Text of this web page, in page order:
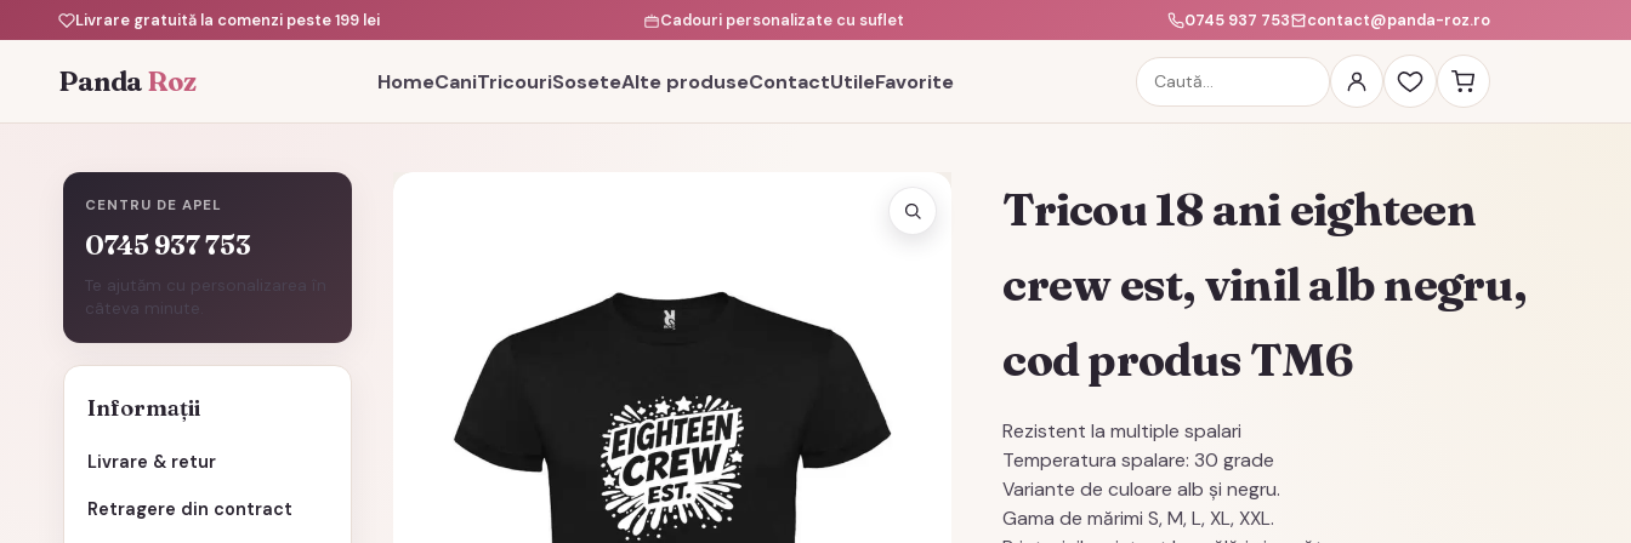
Livrare gratuită la comenzi peste 199 lei Cadouri personalizate cu suflet 0745 937 753 contact@panda-roz.ro
PandaRoz HomeCaniTricouriSoseteAlte produseContactUtileFavorite
Caută
produse
CENTRU DE APEL
0745 937 753
Te ajutăm cu personalizarea în
câteva minute.
Informații
Livrare & retur
Retragere din contract
Tricou 18 ani eighteen
crew est, vinil alb negru,
cod produs TM6
Rezistent la multiple spalari
Temperatura spalare: 30 grade
Variante de culoare alb şi negru.
Gama de mărimi S, M, L, XL, XXL.